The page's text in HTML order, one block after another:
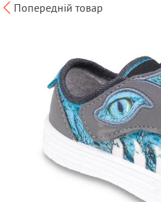
Попередній товар